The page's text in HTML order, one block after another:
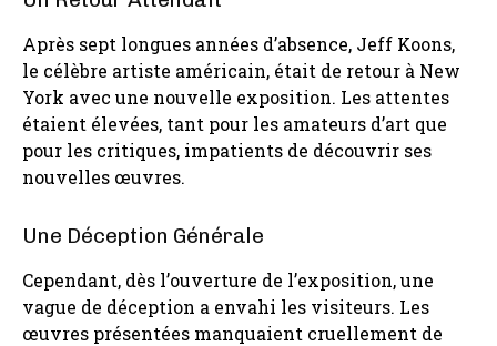
Après sept longues années d’absence, Jeff Koons,
le célèbre artiste américain, était de retour à New
York avec une nouvelle exposition. Les attentes
étaient élevées, tant pour les amateurs d’art que
pour les critiques, impatients de découvrir ses
nouvelles œuvres.
Une Déception Générale
Cependant, dès l’ouverture de l’exposition, une
vague de déception a envahi les visiteurs. Les
œuvres présentées manquaient cruellement de